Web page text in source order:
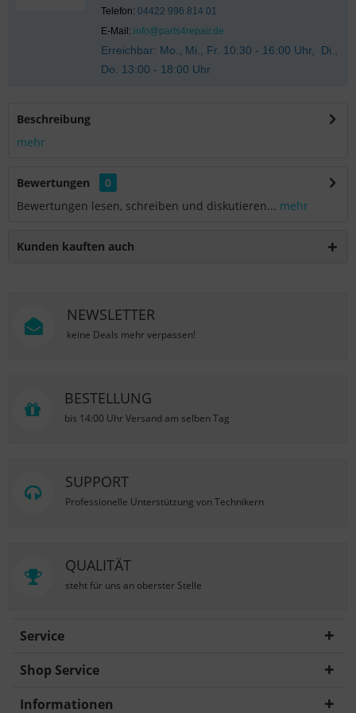
Telefon: 04422 996 814 01
E-Mail: info@parts4repair.de
Erreichbar: Mo., Mi., Fr. 10:30 - 16:00 Uhr, Di.,
Do. 13:00 - 18:00 Uhr
Beschreibung
mehr
Bewertungen
0
Bewertungen lesen, schreiben und diskutieren... mehr
Kunden kauften auch
NEWSLETTER
keine Deals mehr verpassen!
BESTELLUNG
bis 14:00 Uhr Versand am selben Tag
SUPPORT
Professionelle Unterstützung von Technikern
QUALITÄT
steht für uns an oberster Stelle
Service
Shop Service
Informationen